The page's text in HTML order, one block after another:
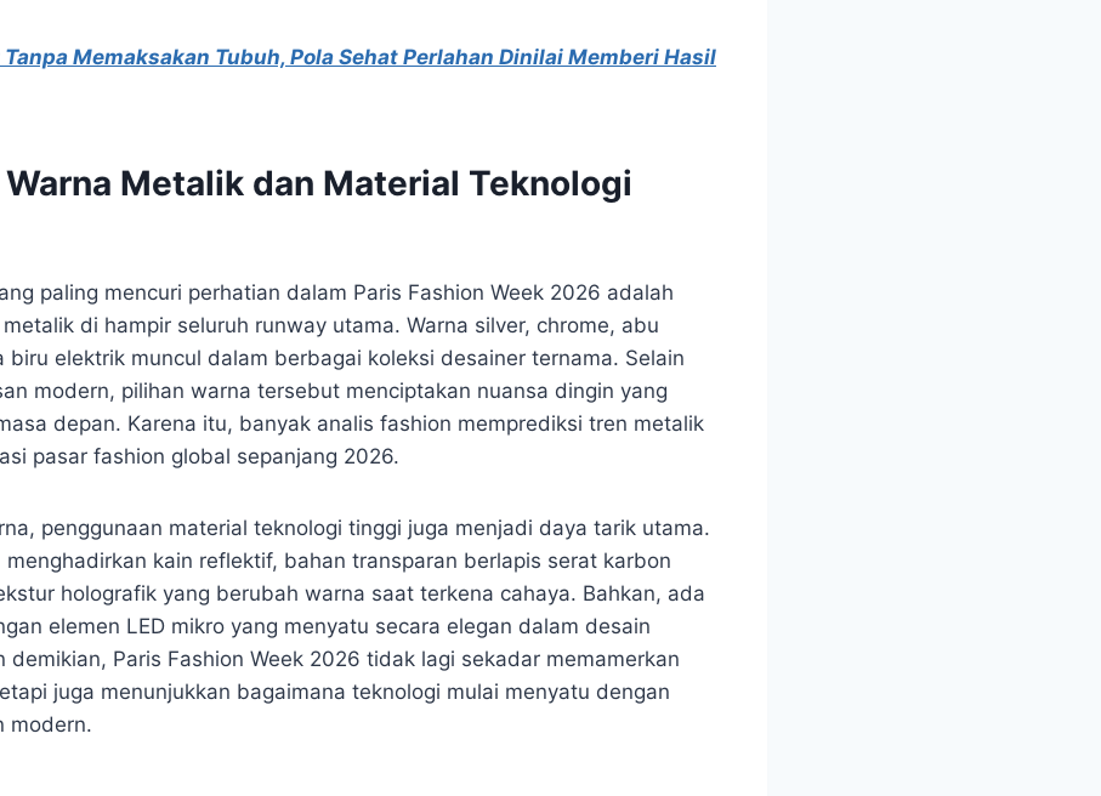
Tanpa Memaksakan Tubuh, Pola Sehat Perlahan Dinilai Memberi Hasil
Metalik dan Material Teknologi
paling mencuri perhatian dalam Paris Fashion Week 2026 adalah
di hampir seluruh runway utama. Warna silver, chrome, abu
biru elektrik muncul dalam berbagai koleksi desainer ternama. Selain
modern, pilihan warna tersebut menciptakan nuansa dingin yang
depan. Karena itu, banyak analis fashion memprediksi tren metalik
pasar fashion global sepanjang 2026.
penggunaan material teknologi tinggi juga menjadi daya tarik utama.
menghadirkan kain reflektif, bahan transparan berlapis serat karbon
holografik yang berubah warna saat terkena cahaya. Bahkan, ada
elemen LED mikro yang menyatu secara elegan dalam desain
demikian, Paris Fashion Week 2026 tidak lagi sekadar memamerkan
juga menunjukkan bagaimana teknologi mulai menyatu dengan
modern.